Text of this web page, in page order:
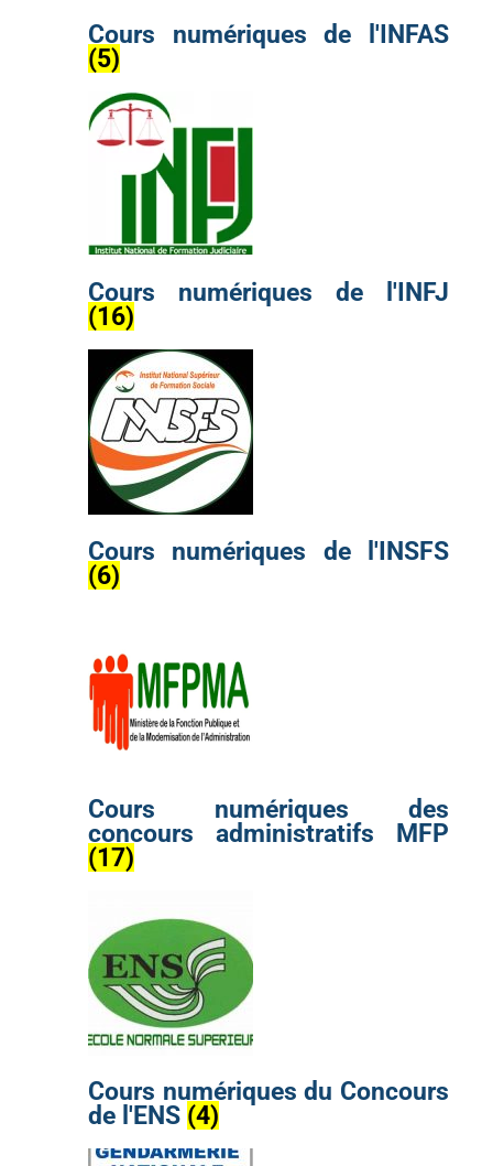
Cours numériques de l'INFAS
(5)
Cours numériques de l'INFJ
(16)
Cours numériques de l'INSFS
(6)
Cours numériques des
concours administratifs MFP
(17)
Cours numériques du Concours
de l'ENS (4)